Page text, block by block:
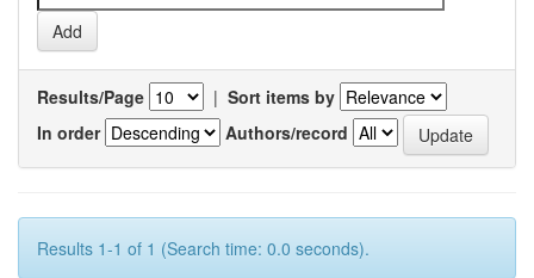
Results/Page | Sort items by
In order
Authors/record
Results 1-1 of 1 (Search time: 0.0 seconds).